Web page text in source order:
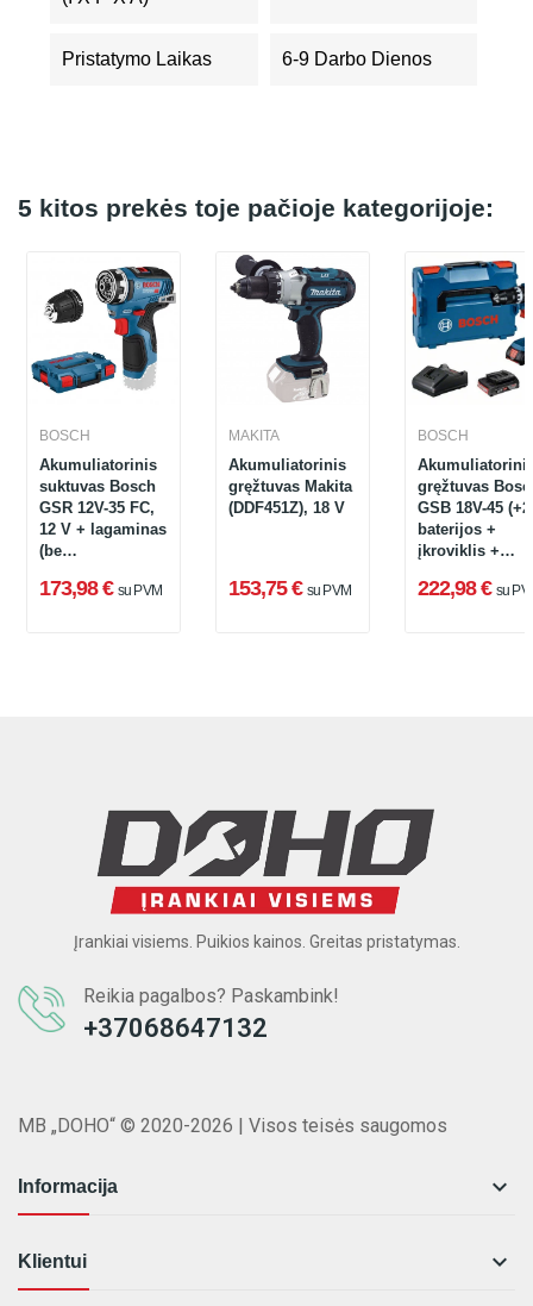
Pristatymo Laikas 6-9 Darbo Dienos
5 kitos prekės toje pačioje kategorijoje:
BOSCH
Akumuliatorinis
suktuvas Bosch
GSR 12V-35 FC,
12 V + lagaminas
(be
ir įkroviklio)
173,98 € su PVM
MAKITA
Akumuliatorinis
gręžtuvas Makita
(DDF451Z), 18 V
153,75 € su PVM
BOSCH
gręžtuvas
GSB 18V-45 (+2x
baterijos +
įkroviklis +
136)
222,98 € su
Įrankiai visiems. Puikios kainos. Greitas pristatymas.
Reikia pagalbos? Paskambink!
+37068647132
MB „DOHO“ © 2020-2026 | Visos teisės saugomos
Informacija 
Klientui 